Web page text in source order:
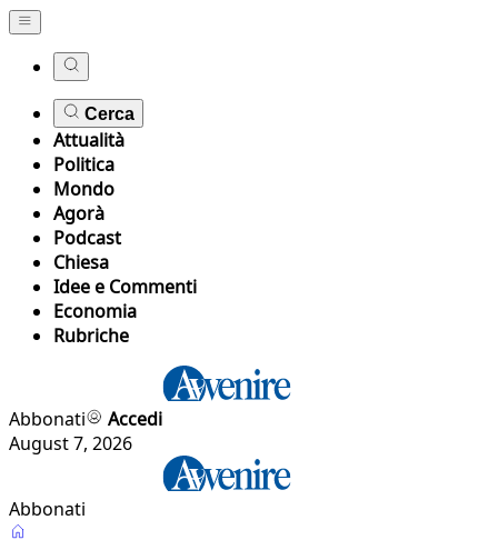
Cerca
Attualità
Politica
Mondo
Agorà
Podcast
Chiesa
Idee e Commenti
Economia
Rubriche
Abbonati
Accedi
August 7, 2026
Abbonati